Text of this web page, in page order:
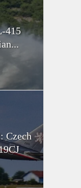
415
Czech